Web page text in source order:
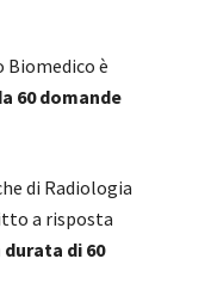
Biomedico è
60 domande
di Radiologia
a risposta
di 60